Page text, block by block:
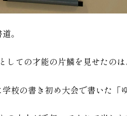
。
しての才能の片鱗を見せたのは
校の書き初め大会で書いた「